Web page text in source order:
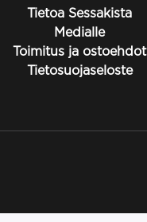
Tietoa Sessakista
Medialle
Toimitus ja ostoehdot
Tietosuojaseloste